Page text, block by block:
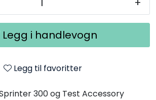
Legg i handlevogn
Legg til favoritter
300 og Test Accessory